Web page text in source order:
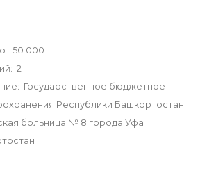
50 000
2
Государственное бюджетное
Республики Башкортостан
больница № 8 города Уфа